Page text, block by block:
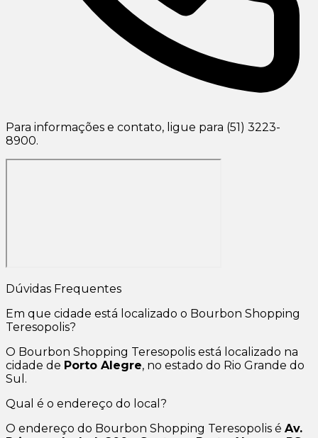
Para informações e contato, ligue para (51) 3223-
8900.
Dúvidas Frequentes
Em que cidade está localizado o Bourbon Shopping
Teresopolis?
O Bourbon Shopping Teresopolis está localizado na
cidade de Porto Alegre, no estado do Rio Grande do
Sul.
Qual é o endereço do local?
O endereço do Bourbon Shopping Teresopolis é Av.